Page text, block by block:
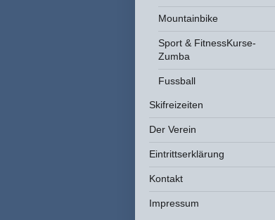
Mountainbike
Sport & FitnessKurse-
Zumba
Fussball
Skifreizeiten
Der Verein
Eintrittserklärung
Kontakt
Impressum